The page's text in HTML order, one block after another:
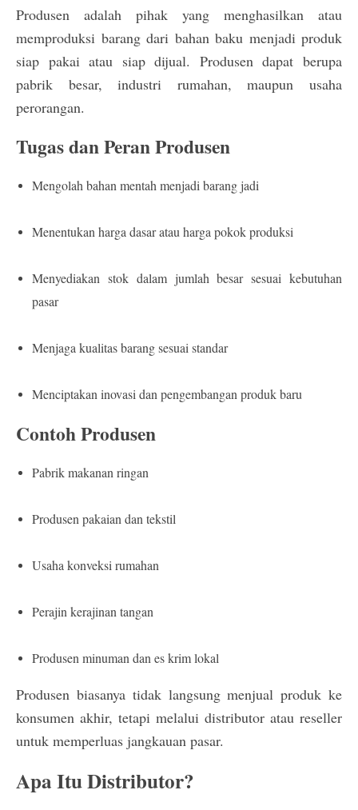
Produsen adalah pihak yang menghasilkan atau
memproduksi barang dari bahan baku menjadi produk
siap pakai atau siap dijual. Produsen dapat berupa
pabrik besar, industri rumahan, maupun usaha
perorangan.
Tugas dan Peran Produsen
Mengolah bahan mentah menjadi barang jadi
Menentukan harga dasar atau harga pokok produksi
Menyediakan stok dalam jumlah besar sesuai kebutuhan
pasar
Menjaga kualitas barang sesuai standar
Menciptakan inovasi dan pengembangan produk baru
Contoh Produsen
Pabrik makanan ringan
Produsen pakaian dan tekstil
Usaha konveksi rumahan
Perajin kerajinan tangan
Produsen minuman dan es krim lokal
Produsen biasanya tidak langsung menjual produk ke
konsumen akhir, tetapi melalui distributor atau reseller
untuk memperluas jangkauan pasar.
Apa Itu Distributor?